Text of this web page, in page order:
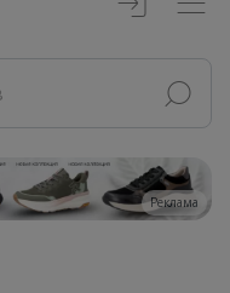
Реклама